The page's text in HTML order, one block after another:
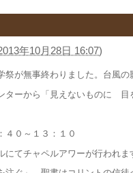
年10月28日 16:07)
祭が無事終わりました。台風
ターから「見えないものに 目
４０～１３：１０
にてチャペルアワーが行われま